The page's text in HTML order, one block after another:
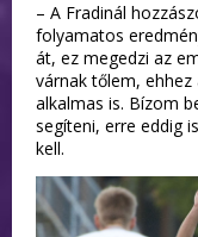
– A Fradinál
folyamatos
át, ez megedzi az
várnak tőlem,
alkalmas is. Bízom
segíteni, erre eddig
kell.